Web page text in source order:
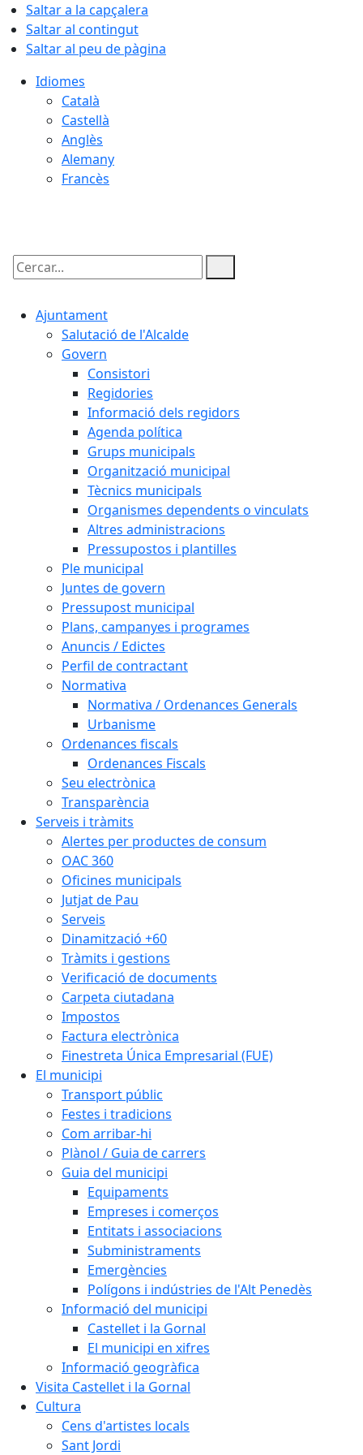
Saltar a la capçalera
Saltar al contingut
Saltar al peu de pàgina
Idiomes
Català
Castellà
Anglès
Alemany
Francès
Cercar:
Ajuntament
Salutació de l'Alcalde
Govern
Consistori
Regidories
Informació dels regidors
Agenda política
Grups municipals
Organització municipal
Tècnics municipals
Organismes dependents o vinculats
Altres administracions
Pressupostos i plantilles
Ple municipal
Juntes de govern
Pressupost municipal
Plans, campanyes i programes
Anuncis / Edictes
Perfil de contractant
Normativa
Normativa / Ordenances Generals
Urbanisme
Ordenances fiscals
Ordenances Fiscals
Seu electrònica
Transparència
Serveis i tràmits
Alertes per productes de consum
OAC 360
Oficines municipals
Jutjat de Pau
Serveis
Dinamització +60
Tràmits i gestions
Verificació de documents
Carpeta ciutadana
Impostos
Factura electrònica
Finestreta Única Empresarial (FUE)
El municipi
Transport públic
Festes i tradicions
Com arribar-hi
Plànol / Guia de carrers
Guia del municipi
Equipaments
Empreses i comerços
Entitats i associacions
Subministraments
Emergències
Polígons i indústries de l'Alt Penedès
Informació del municipi
Castellet i la Gornal
El municipi en xifres
Informació geogràfica
Visita Castellet i la Gornal
Cultura
Cens d'artistes locals
Sant Jordi